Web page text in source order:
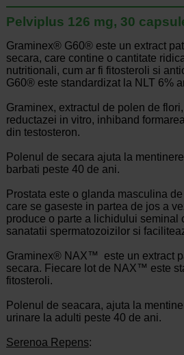
Pelviplus 126 mg, 30
Graminex® G60® este un extract
secara, care contine o cantitate
nutritionali, cum ar fi fitosteroli si
G60® este standardizat la NLT 6%
Graminex, extractul de polen de
reductazei in vitro, inhiband
din testosteron.
Polenul de secara ajuta la
barbati peste 40 de ani.
Prostata este o glanda masculina
care se gaseste in partea de jos a
produce o parte a lichidului seminal
sanatatii spermatozoizilor si
Graminex® NAX™ este un extract
secara. Fiecare lot de NAX™ este
fitosteroli.
Polenul de seacara, ajuta la
urinare la adulti peste 40 de ani.
Serenoa Repens: